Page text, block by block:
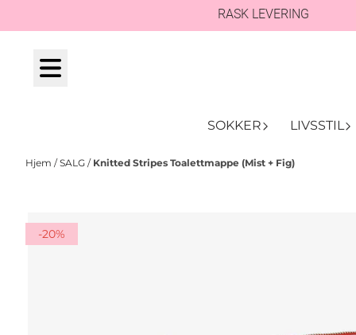
RASK LEVERING
SOKKER LIVSSTIL
Hjem /SALG / Knitted Stripes Toalettmappe (Mist + Fig)
-20%